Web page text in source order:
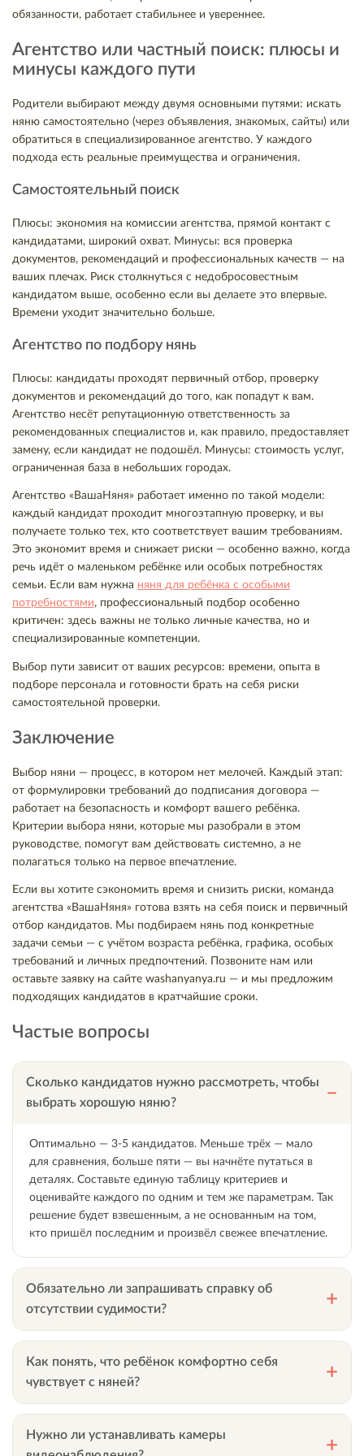
обязанности, работает стабильнее и увереннее.
Агентство или частный поиск: плюсы и
минусы каждого пути
Родители выбирают между двумя основными путями: искать
няню самостоятельно (через объявления, знакомых, сайты) или
обратиться в специализированное агентство. У каждого
подхода есть реальные преимущества и ограничения.
Самостоятельный поиск
Плюсы: экономия на комиссии агентства, прямой контакт с
кандидатами, широкий охват. Минусы: вся проверка
документов, рекомендаций и профессиональных качеств — на
ваших плечах. Риск столкнуться с недобросовестным
кандидатом выше, особенно если вы делаете это впервые.
Времени уходит значительно больше.
Агентство по подбору нянь
Плюсы: кандидаты проходят первичный отбор, проверку
документов и рекомендаций до того, как попадут к вам.
Агентство несёт репутационную ответственность за
рекомендованных специалистов и, как правило, предоставляет
замену, если кандидат не подошёл. Минусы: стоимость услуг,
ограниченная база в небольших городах.
Агентство «ВашаНяня» работает именно по такой модели:
каждый кандидат проходит многоэтапную проверку, и вы
получаете только тех, кто соответствует вашим требованиям.
Это экономит время и снижает риски — особенно важно, когда
речь идёт о маленьком ребёнке или особых потребностях
семьи. Если вам нужна няня для ребёнка с особыми
потребностями, профессиональный подбор особенно
критичен: здесь важны не только личные качества, но и
специализированные компетенции.
Выбор пути зависит от ваших ресурсов: времени, опыта в
подборе персонала и готовности брать на себя риски
самостоятельной проверки.
Заключение
Выбор няни — процесс, в котором нет мелочей. Каждый этап:
от формулировки требований до подписания договора —
работает на безопасность и комфорт вашего ребёнка.
Критерии выбора няни, которые мы разобрали в этом
руководстве, помогут вам действовать системно, а не
полагаться только на первое впечатление.
Если вы хотите сэкономить время и снизить риски, команда
агентства «ВашаНяня» готова взять на себя поиск и первичный
отбор кандидатов. Мы подбираем нянь под конкретные
задачи семьи — с учётом возраста ребёнка, графика, особых
требований и личных предпочтений. Позвоните нам или
оставьте заявку на сайте washanyanya.ru — и мы предложим
подходящих кандидатов в кратчайшие сроки.
Частые вопросы
Сколько кандидатов нужно рассмотреть, чтобы
выбрать хорошую няню?
Оптимально — 3-5 кандидатов. Меньше трёх — мало
для сравнения, больше пяти — вы начнёте путаться в
деталях. Составьте единую таблицу критериев и
оценивайте каждого по одним и тем же параметрам. Так
решение будет взвешенным, а не основанным на том,
кто пришёл последним и произвёл свежее впечатление.
Обязательно ли запрашивать справку об
отсутствии судимости?
Да, это обязательный документ при найме няни. Справка
оформляется через портал Госуслуги и готовится в
течение 30 дней. Попросите кандидата заказать её
предоставить справку — весомый повод отказаться от
Как понять, что ребёнок комфортно себя
чувствует с няней?
Дети до 3 лет сигнализируют поведением: охотно
остаётся с няней, не плачет при её появлении,
рассказывает о ней позитивно. Дети постарше могут
Нужно ли устанавливать камеры